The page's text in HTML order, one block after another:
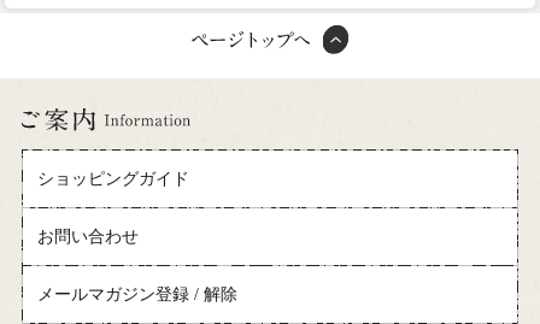
ショッピングガイド
お問い合わせ
メールマガジン登録 / 解除